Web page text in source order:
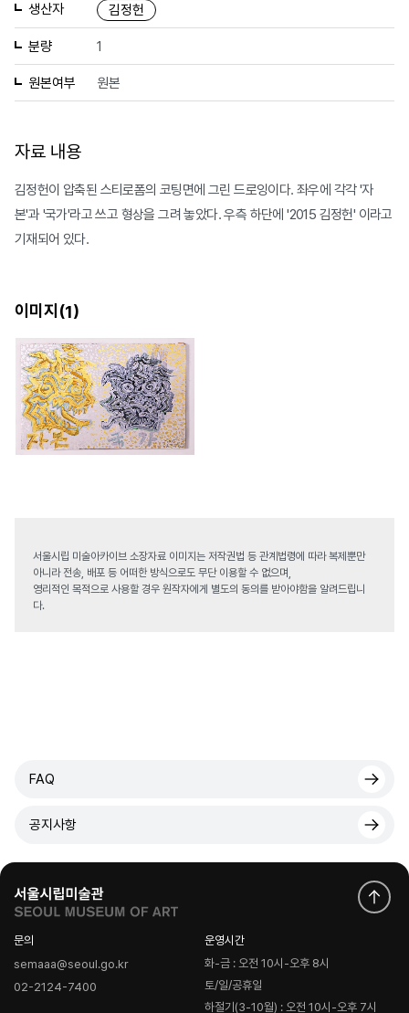
생산자 김정헌
분량 1
원본여부 원본
자료 내용
김정헌이 압축된 스티로폼의 코팅면에 그린 드로잉이다. 좌우에 각각 '자
본'과 '국가'라고 쓰고 형상을 그려 놓았다. 우측 하단에 '2015 김정헌' 이라고
기재되어 있다.
이미지(1)
서울시립 미술아카이브 소장자료 이미지는 저작권법 등 관계법령에 따라 복제뿐만
아니라 전송, 배포 등 어떠한 방식으로도 무단 이용할 수 없으며,
영리적인 목적으로 사용할 경우 원작자에게 별도의 동의를 받아야함을 알려드립니
다.
FAQ
공지사항
문의
semaaa@seoul.go.kr
02-2124-7400
운영시간
화-금 : 오전 10시-오후 8시
토/일/공휴일
하절기(3-10월) : 오전 10시-오후 7시